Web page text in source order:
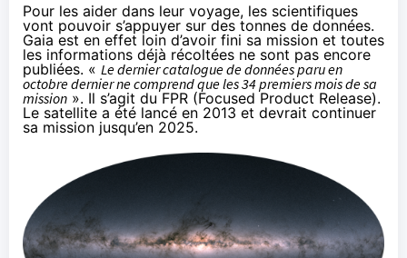
Pour les aider dans leur voyage, les scientifiques
vont pouvoir s’appuyer sur des tonnes de données.
Gaia est en effet loin d’avoir fini sa mission et toutes
les informations déjà récoltées ne sont pas encore
publiées. « Le dernier catalogue de données paru en
octobre dernier ne comprend que les 34 premiers mois de sa
mission ». Il s’agit duFPR (Focused Product Release).
Le satellite a été lancé en 2013 et devrait continuer
sa mission jusqu’en 2025.